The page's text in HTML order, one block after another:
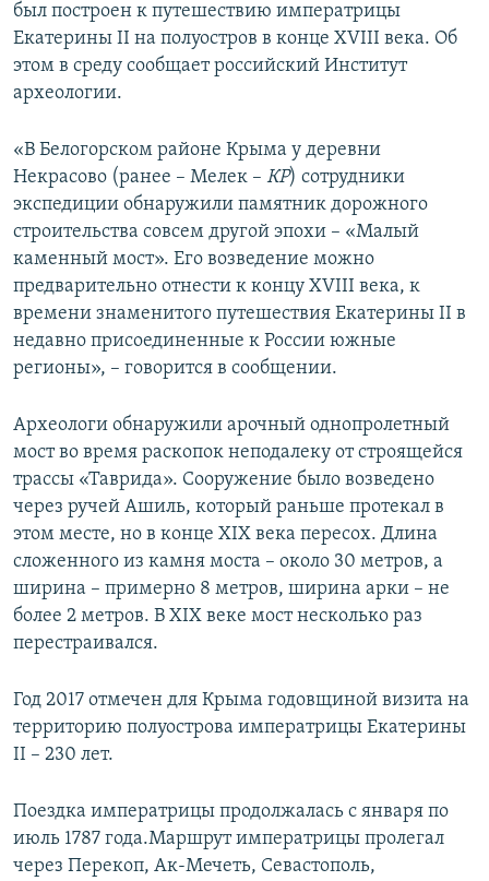
был построен к путешествию императрицы
Екатерины II на полуостров в конце XVIII века. Об
этом в среду сообщает российский Институт
археологии.
«В Белогорском районе Крыма у деревни
Некрасово (ранее – Мелек – КР) сотрудники
экспедиции обнаружили памятник дорожного
строительства совсем другой эпохи – «Малый
каменный мост». Его возведение можно
предварительно отнести к концу XVIII века, к
времени знаменитого путешествия Екатерины II в
недавно присоединенные к России южные
регионы», – говорится в сообщении.
Археологи обнаружили арочный однопролетный
мост во время раскопок неподалеку от строящейся
трассы «Таврида». Сооружение было возведено
через ручей Ашиль, который раньше протекал в
этом месте, но в конце XIX века пересох. Длина
сложенного из камня моста – около 30 метров, а
ширина – примерно 8 метров, ширина арки – не
более 2 метров. В XIX веке мост несколько раз
перестраивался.
Год 2017 отмечен для Крыма годовщиной визита на
территорию полуострова императрицы Екатерины
II – 230 лет.
Поездка императрицы продолжалась с января по
июль 1787 года.Маршрут императрицы пролегал
через Перекоп, Ак-Мечеть, Севастополь,